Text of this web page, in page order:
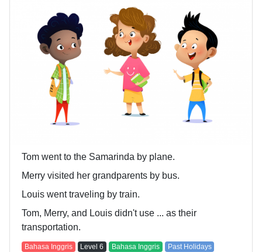
Tom went to the Samarinda by plane.
Merry visited her grandparents by bus.
Louis went traveling by train.
Tom, Merry, and Louis didn't use ... as their
transportation.
Bahasa Inggris Level 6 Bahasa Inggris
Past Holidays